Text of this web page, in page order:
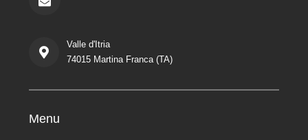
Valle d'Itria
74015 Martina Franca (TA)
Menu